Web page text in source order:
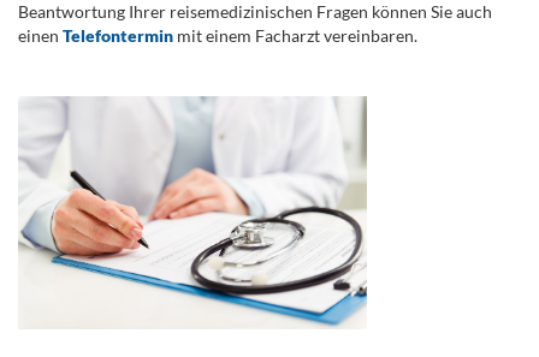
Beantwortung Ihrer reisemedizinischen Fragen können Sie auch
einen Telefontermin mit einem Facharzt vereinbaren.